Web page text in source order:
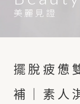
美麗見證
擺脫疲憊
補｜素人